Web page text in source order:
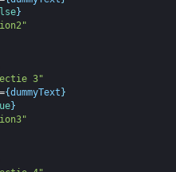
}
3"
{dummyText }
}